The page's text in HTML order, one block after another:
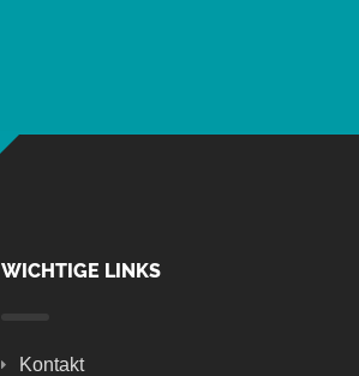
WICHTIGE LINKS
Kontakt